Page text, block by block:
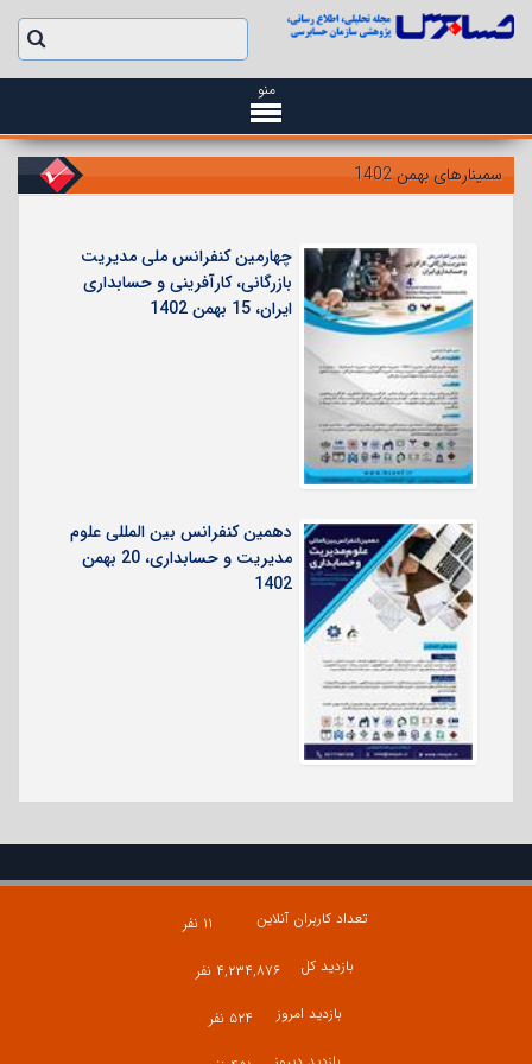
منو
سمینارهای بهمن 1402
چهارمین کنفرانس ملی مدیریت
بازرگانی، کارآفرینی و حسابداری
ایران، 15 بهمن 1402
دهمین کنفرانس بین المللی علوم
مدیریت و حسابداری، 20 بهمن
1402
تعداد کاربران آنلاین
۱۱ نفر
بازدید کل
۴,۲۳۴,۸۷۶ نفر
بازدید امروز
۵۲۴ نفر